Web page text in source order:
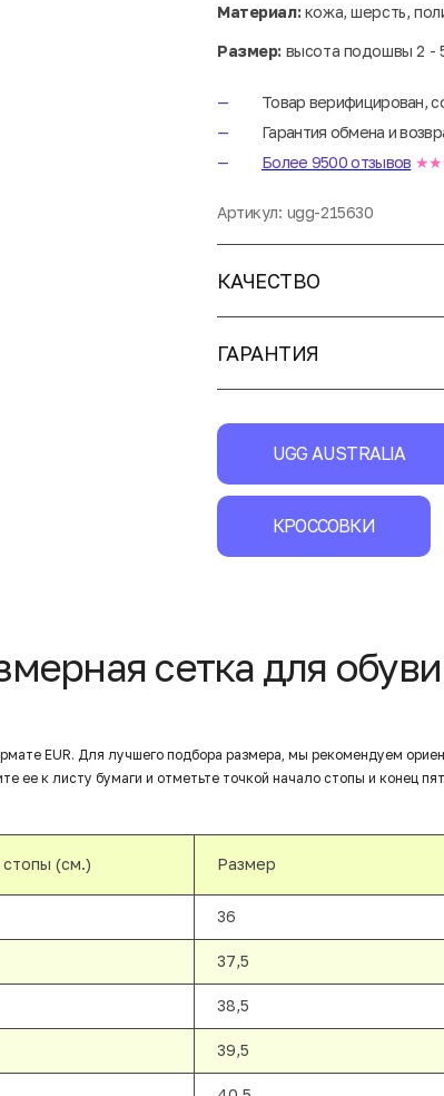
Материал:кожа, шерсть,
Размер: высота подошвы 2 -
Товар верифицирован,
Гарантия обмена и
Более 9500 отзывов
Артикул: ugg-215630
КАЧЕСТВО
ГАРАНТИЯ
UGG AUSTRALIA
КРОССОВКИ
сетка для обуви
EUR. Для лучшего подбора размера, мы рекомендуем
ее к листу бумаги и отметьте точкой начало стопы и конец
(см.) Размер
36
37,5
38,5
39,5